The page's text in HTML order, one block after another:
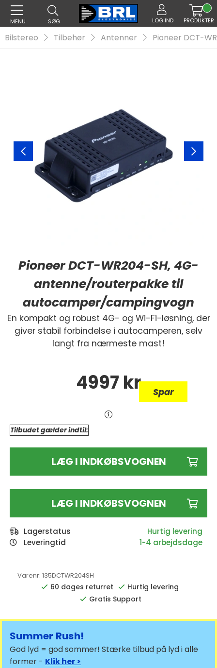
MENU SØG LOG IND PRODUKTER
Bilstereo Tilbehør Antenner Pioneer DCT-
Pioneer DCT-WR204-SH, 4G-
antenne/routerpakke til
autocamper/campingvogn
En kompakt og robust 4G- og Wi-Fi-løsning, der
giver stabil forbindelse i autocamperen, selv
langt fra nærmeste mast!
4997 kr Spar
Tilbudet gælder indtil:
LÆG I INDKØBSVOGNEN
LÆG I INDKØBSVOGNEN
Lagerstatus
Leveringtid
1-4 arbejdsdage
Varenr: 135DCTWR204SH
60 dages returret
Hurtig levering
Gratis Support
Summer Rush!
God lyd = god sommer! Stærke tilbud på lyd i alle
former - Klik her >